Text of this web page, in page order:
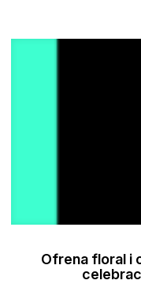
Ofrena floral i